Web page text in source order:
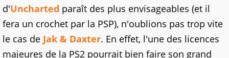
d'Uncharted paraît des plus envisageables (et il
fera un crochet par la PSP), n'oublions pas trop vite
le cas de Jak & Daxter. En effet, l'une des licences
majeures de la PS2 pourrait bien faire son grand